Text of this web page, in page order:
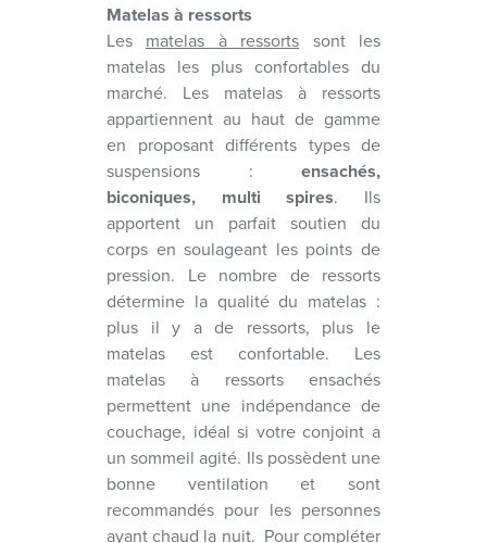
Matelas à ressorts
Les matelas à ressorts sont les
matelas les plus confortables du
marché. Les matelas à ressorts
appartiennent au haut de gamme
en proposant différents types de
suspensions : ensachés,
biconiques, multi spires. Ils
apportent un parfait soutien du
corps en soulageant les points de
pression. Le nombre de ressorts
détermine la qualité du matelas :
plus il y a de ressorts, plus le
matelas est confortable. Les
matelas à ressorts ensachés
permettent une indépendance de
couchage, idéal si votre conjoint a
un sommeil agité. Ils possèdent une
bonne ventilation et sont
recommandés pour les personnes
ayant chaud la nuit. Pour compléter